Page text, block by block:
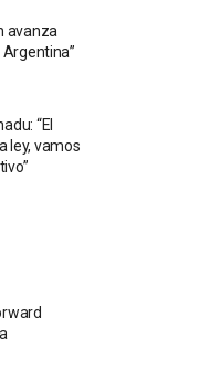
avanza
“El
ley, vamos